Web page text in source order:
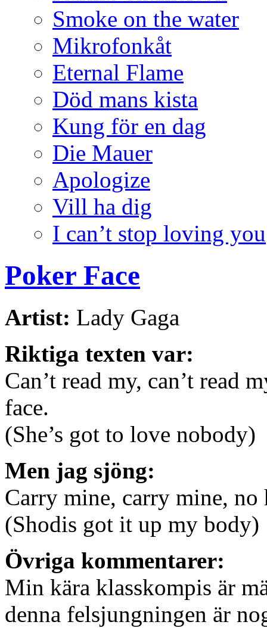
Smoke on the water
Mikrofonkåt
Eternal Flame
Död mans kista
Kung för en dag
Die Mauer
Apologize
Vill ha dig
I can’t stop loving you
Poker Face
Artist: Lady Gaga
Riktiga texten var:
Can’t read my, can’t read
face.
(She’s got to love nobody)
Men jag sjöng:
Carry mine, carry mine, no
(Shodis got it up my body)
Övriga kommentarer:
Min kära klasskompis är
denna felsjungningen är